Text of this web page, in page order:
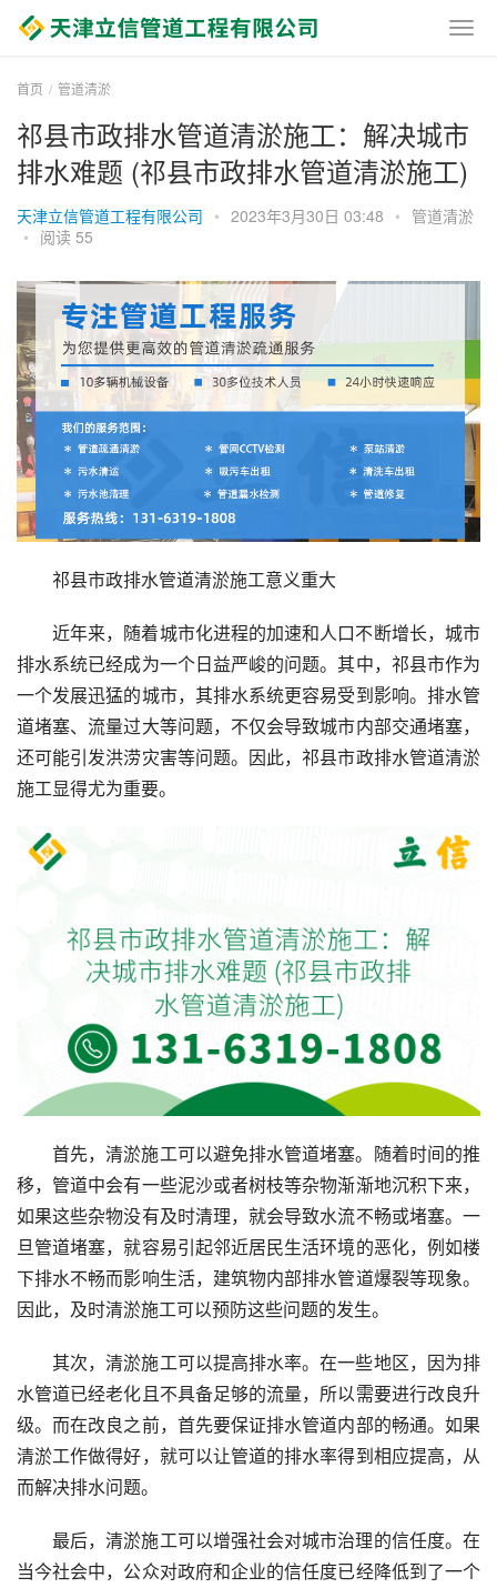
首页 管道清淤
祁县市政排水管道清淤施工：解决城市
排水难题 (祁县市政排水管道清淤施工)
天津立信管道工程有限公司 • 2023年3月30日 03:48 • 管道清淤
• 阅读 55
祁县市政排水管道清淤施工意义重大
近年来，随着城市化进程的加速和人口不断增长，城市
排水系统已经成为一个日益严峻的问题。其中，祁县市作为
一个发展迅猛的城市，其排水系统更容易受到影响。排水管
道堵塞、流量过大等问题，不仅会导致城市内部交通堵塞，
还可能引发洪涝灾害等问题。因此，祁县市政排水管道清淤
施工显得尤为重要。
首先，清淤施工可以避免排水管道堵塞。随着时间的推
移，管道中会有一些泥沙或者树枝等杂物渐渐地沉积下来，
如果这些杂物没有及时清理，就会导致水流不畅或堵塞。一
旦管道堵塞，就容易引起邻近居民生活环境的恶化，例如楼
下排水不畅而影响生活，建筑物内部排水管道爆裂等现象。
因此，及时清淤施工可以预防这些问题的发生。
其次，清淤施工可以提高排水率。在一些地区，因为排
水管道已经老化且不具备足够的流量，所以需要进行改良升
级。而在改良之前，首先要保证排水管道内部的畅通。如果
清淤工作做得好，就可以让管道的排水率得到相应提高，从
而解决排水问题。
最后，清淤施工可以增强社会对城市治理的信任度。在
当今社会中，公众对政府和企业的信任度已经降低到了一个